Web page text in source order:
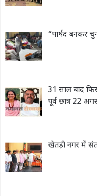
“पार्षद बनकर
31 साल बाद
पूर्व छात्र 22
खेतड़ी नगर में संत